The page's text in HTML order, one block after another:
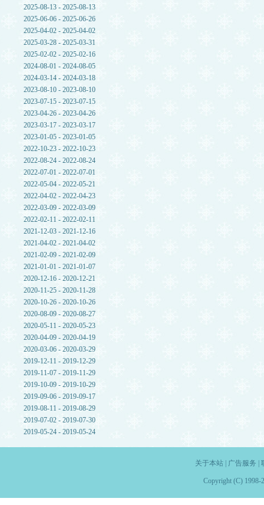
2025-08-13 - 2025-08-13
2025-06-06 - 2025-06-26
2025-04-02 - 2025-04-02
2025-03-28 - 2025-03-31
2025-02-02 - 2025-02-16
2024-08-01 - 2024-08-05
2024-03-14 - 2024-03-18
2023-08-10 - 2023-08-10
2023-07-15 - 2023-07-15
2023-04-26 - 2023-04-26
2023-03-17 - 2023-03-17
2023-01-05 - 2023-01-05
2022-10-23 - 2022-10-23
2022-08-24 - 2022-08-24
2022-07-01 - 2022-07-01
2022-05-04 - 2022-05-21
2022-04-02 - 2022-04-23
2022-03-09 - 2022-03-09
2022-02-11 - 2022-02-11
2021-12-03 - 2021-12-16
2021-04-02 - 2021-04-02
2021-02-09 - 2021-02-09
2021-01-01 - 2021-01-07
2020-12-16 - 2020-12-21
2020-11-25 - 2020-11-28
2020-10-26 - 2020-10-26
2020-08-09 - 2020-08-27
2020-05-11 - 2020-05-23
2020-04-09 - 2020-04-19
2020-03-06 - 2020-03-29
2019-12-11 - 2019-12-29
2019-11-07 - 2019-11-29
2019-10-09 - 2019-10-29
2019-09-06 - 2019-09-17
2019-08-11 - 2019-08-29
2019-07-02 - 2019-07-30
2019-05-24 - 2019-05-24
关于本站| 广告服务
Copyright (C) 1998-